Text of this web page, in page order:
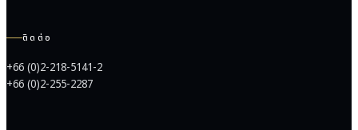
ติดต่อ
+66 (0)2-218-5141-2
+66 (0)2-255-2287